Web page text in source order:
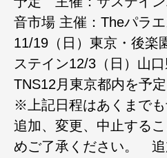
音市場 主催：Theパラ
11/19（日）東京・後
ステイン12/3（日）山
TNS12月東京都内を予
※上記日程はあくまでも
追加、変更、中止する
めご了承ください。 追